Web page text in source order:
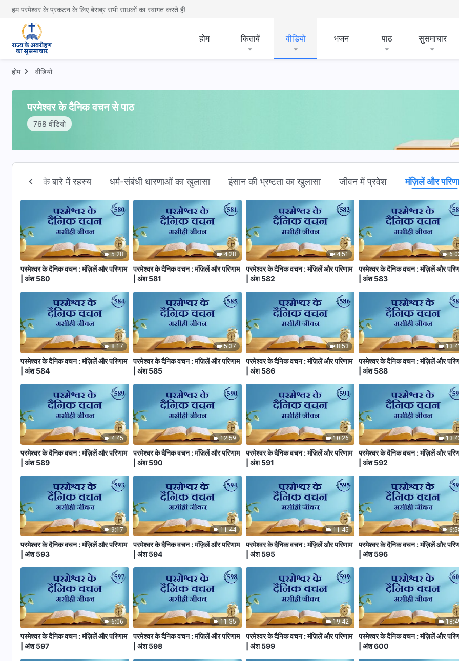
हम परमेश्वर के प्रकटन के लिए बेसब्र सभी साधकों का स्वागत करते हैं!
होम किताबें वीडियो भजन पाठ सुसमाचार
होम वीडियो
परमेश्वर के दैनिक वचन से पाठ
768 वीडियो
बाइबल के बारे में रहस्य धर्म-संबंधी धारणाओं का खुलासा इंसान की भ्रष्टता का खुलासा जीवन में प्रवेश मंज़िलें और
5:28
परमेश्वर के दैनिक वचन : मंज़िलें और परिणाम
| अंश 580
4:28
परमेश्वर के दैनिक वचन : मंज़िलें और परिणाम
| अंश 581
4:51
परमेश्वर के दैनिक वचन : मंज़िलें और परिणाम
| अंश 582
परमेश्वर के दैनिक वचन : मंज़िलें और
| अंश 583
8:17
परमेश्वर के दैनिक वचन : मंज़िलें और परिणाम
| अंश 584
5:37
परमेश्वर के दैनिक वचन : मंज़िलें और परिणाम
| अंश 585
8:53
परमेश्वर के दैनिक वचन : मंज़िलें और परिणाम
| अंश 586
परमेश्वर के दैनिक वचन : मंज़िलें और
| अंश 588
4:45
परमेश्वर के दैनिक वचन : मंज़िलें और परिणाम
| अंश 589
12:59
परमेश्वर के दैनिक वचन : मंज़िलें और परिणाम
| अंश 590
10:26
परमेश्वर के दैनिक वचन : मंज़िलें और परिणाम
| अंश 591
परमेश्वर के दैनिक वचन : मंज़िलें और
| अंश 592
9:17
परमेश्वर के दैनिक वचन : मंज़िलें और परिणाम
| अंश 593
11:44
परमेश्वर के दैनिक वचन : मंज़िलें और परिणाम
| अंश 594
11:45
परमेश्वर के दैनिक वचन : मंज़िलें और परिणाम
| अंश 595
परमेश्वर के दैनिक वचन : मंज़िलें और
| अंश 596
6:06
परमेश्वर के दैनिक वचन : मंज़िलें और परिणाम
| अंश 597
11:35
परमेश्वर के दैनिक वचन : मंज़िलें और परिणाम
| अंश 598
19:42
परमेश्वर के दैनिक वचन : मंज़िलें और परिणाम
| अंश 599
परमेश्वर के दैनिक वचन : मंज़िलें और
| अंश 600